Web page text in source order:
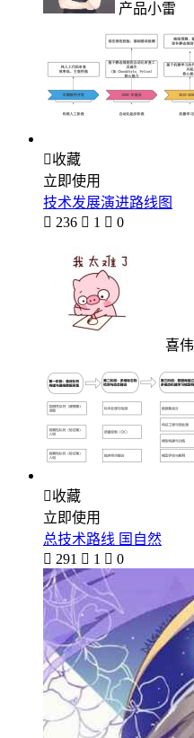
产品小雷
收藏
立即使用
技术发展演进路线图
 236  1  0
喜伟
收藏
立即使用
总技术路线 国自然
 291  1  0